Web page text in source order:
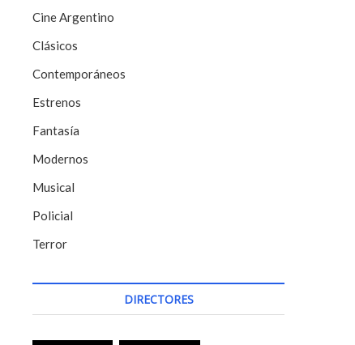
Cine Argentino
Clásicos
Contemporáneos
Estrenos
Fantasía
Modernos
Musical
Policial
Terror
DIRECTORES